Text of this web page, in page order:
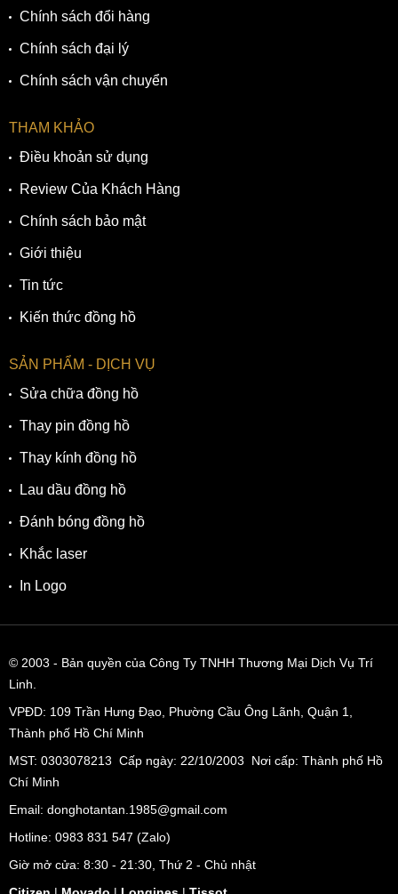
Chính sách đổi hàng
Chính sách đại lý
Chính sách vận chuyển
THAM KHẢO
Điều khoản sử dụng
Review Của Khách Hàng
Chính sách bảo mật
Giới thiệu
Tin tức
Kiến thức đồng hồ
SẢN PHẨM - DỊCH VỤ
Sửa chữa đồng hồ
Thay pin đồng hồ
Thay kính đồng hồ
Lau dầu đồng hồ
Đánh bóng đồng hồ
Khắc laser
In Logo
© 2003 - Bản quyền của Công Ty TNHH Thương Mại Dịch Vụ Trí
Linh.
VPĐD: 109 Trần Hưng Đạo, Phường Cầu Ông Lãnh, Quận 1,
Thành phố Hồ Chí Minh
MST: 0303078213 Cấp ngày: 22/10/2003 Nơi cấp: Thành phố Hồ
Chí Minh
Email: donghotantan.1985@gmail.com
Hotline: 0983 831 547 (Zalo)
Giờ mở cửa: 8:30 - 21:30, Thứ 2 - Chủ nhật